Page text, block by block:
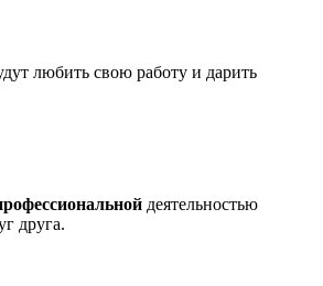
любить свою работу и дарить
деятельностью
друга.